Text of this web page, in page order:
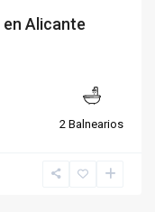
Vivienda Disponible
Alicante
2 Balnearios